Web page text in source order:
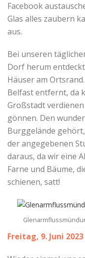
Facebook
Glas alles zaubern
aus.
Bei unseren
Dorf herum
Häuser am
Belfast entfernt, da
Großstadt
gönnen. Den
Burggelände
der angegebenen
daraus, da wir eine
Farne und Bäume,
schienen, satt!
Freitag, 9. Juni 2023